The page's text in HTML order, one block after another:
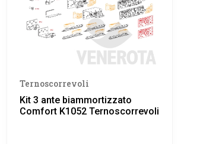
Ternoscorrevoli
Kit 3 ante biammortizzato
Comfort K1052 Ternoscorrevoli